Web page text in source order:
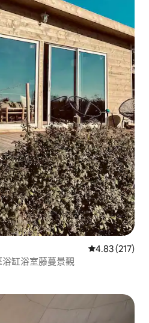
從 217 則評價
4.83 (217)
缸浴室藤蔓景觀